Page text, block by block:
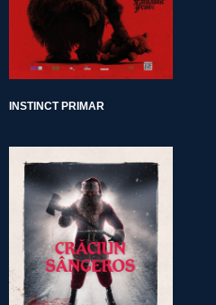
INSTINCT PRIMAR